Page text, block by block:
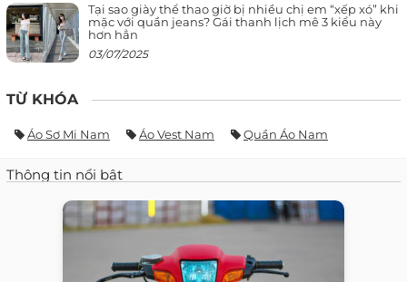
Tại sao giày thể thao giờ bị nhiều chị em “xếp xó” khi
mặc với quần jeans? Gái thanh lịch mê 3 kiểu này
hơn hẳn
03/07/2025
TỪ KHÓA
Áo Sơ Mi Nam Áo Vest Nam Quần Áo Nam
Thông tin nổi bật